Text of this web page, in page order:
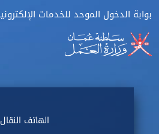
بوابة الدخول الموحد للخدمات
الهاتف النقال